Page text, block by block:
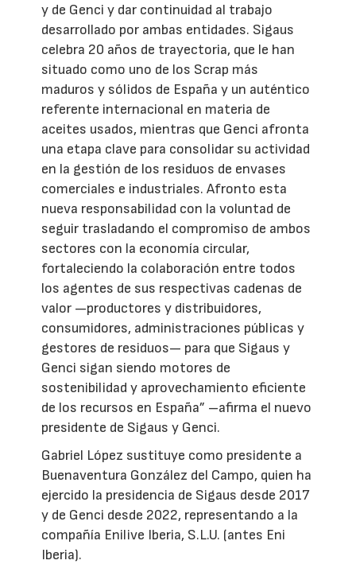
y de Genci y dar continuidad al trabajo
desarrollado por ambas entidades. Sigaus
celebra 20 años de trayectoria, que le han
situado como uno de los Scrap más
maduros y sólidos de España y un auténtico
referente internacional en materia de
aceites usados, mientras que Genci afronta
una etapa clave para consolidar su actividad
en la gestión de los residuos de envases
comerciales e industriales. Afronto esta
nueva responsabilidad con la voluntad de
seguir trasladando el compromiso de ambos
sectores con la economía circular,
fortaleciendo la colaboración entre todos
los agentes de sus respectivas cadenas de
valor —productores y distribuidores,
consumidores, administraciones públicas y
gestores de residuos— para que Sigaus y
Genci sigan siendo motores de
sostenibilidad y aprovechamiento eficiente
de los recursos en España” –afirma el nuevo
presidente de Sigaus y Genci.
Gabriel López sustituye como presidente a
Buenaventura González del Campo, quien ha
ejercido la presidencia de Sigaus desde 2017
y de Genci desde 2022, representando a la
compañía Enilive Iberia, S.L.U. (antes Eni
Iberia).